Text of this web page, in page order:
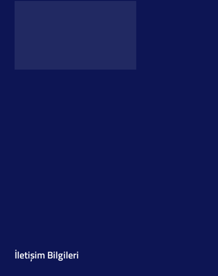
İletişim Bilgileri